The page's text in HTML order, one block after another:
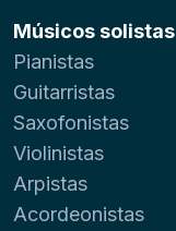
Músicos solistas
Pianistas
Guitarristas
Saxofonistas
Violinistas
Arpistas
Acordeonistas